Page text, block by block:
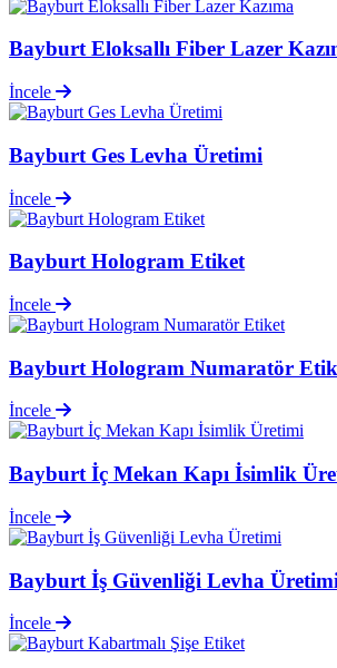
Bayburt Eloksallı Fiber Lazer
İncele
Bayburt Ges Levha Üretimi
İncele
Bayburt Hologram Etiket
İncele
Bayburt Hologram Numaratör
İncele
Bayburt İç Mekan Kapı İsimlik
İncele
Bayburt İş Güvenliği Levha Üretimi
İncele